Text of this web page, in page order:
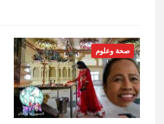
صحة وعلوم